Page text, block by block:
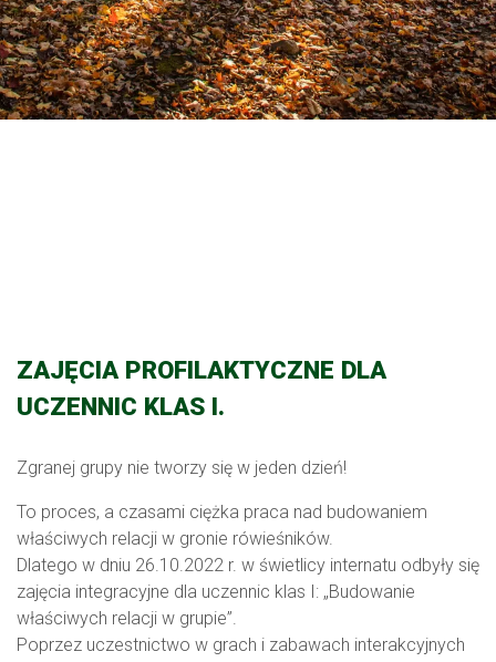
ZAJĘCIA PROFILAKTYCZNE DLA
UCZENNIC KLAS I.
Zgranej grupy nie tworzy się w jeden dzień!
To proces, a czasami ciężka praca nad budowaniem
właściwych relacji w gronie rówieśników.
Dlatego w dniu 26.10.2022 r. w świetlicy internatu odbyły się
zajęcia integracyjne dla uczennic klas I: „Budowanie
właściwych relacji w grupie”.
Poprzez uczestnictwo w grach i zabawach interakcyjnych